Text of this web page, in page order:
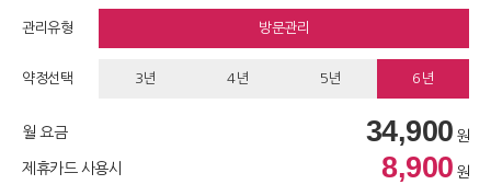
관리유형 방문관리
약정선택 3년 4년 5년 6년
월 요금 34,900 원
제휴카드 사용시 8,900 원